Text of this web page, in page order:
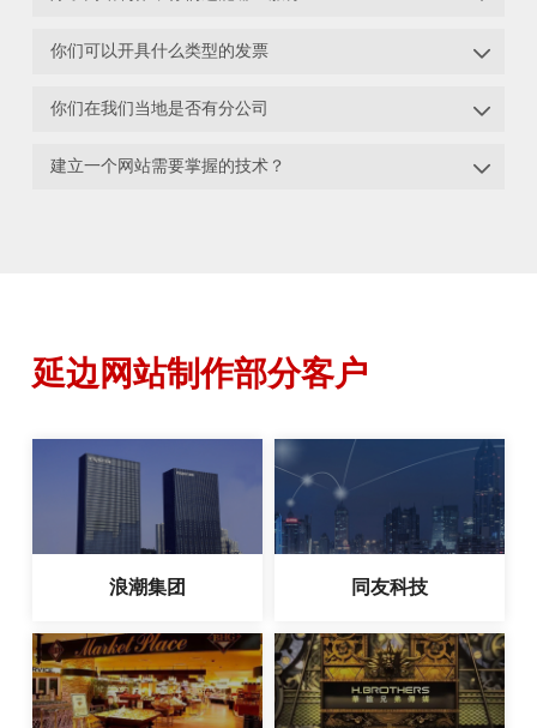
你们可以开具什么类型的发票 
你们在我们当地是否有分公司 
建立一个网站需要掌握的技术？ 
延边网站制作部分客户
浪潮集团 同友科技